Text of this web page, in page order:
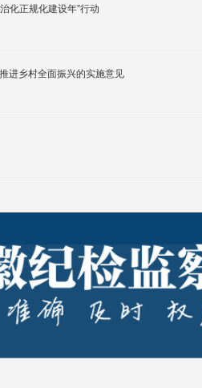
化正规化建设年”行动
进乡村全面振兴的实施意见